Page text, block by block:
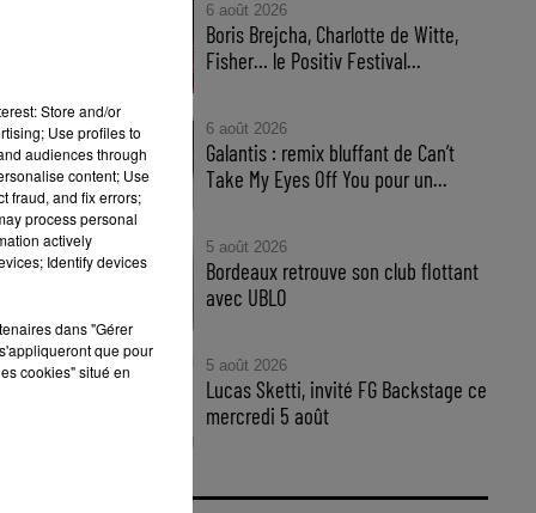
6 août 2026
Boris Brejcha, Charlotte de Witte,
Fisher… le Positiv Festival...
6 août 2026
Galantis : remix bluffant de Can’t
Take My Eyes Off You pour un...
5 août 2026
Bordeaux retrouve son club flottant
avec UBLO
5 août 2026
Lucas Sketti, invité FG Backstage ce
mercredi 5 août
Store and/or
Use profiles to
audiences through
content; Use
fraud, and fix errors;
process personal
actively
Identify devices
dans "Gérer
que pour
cookies" situé en